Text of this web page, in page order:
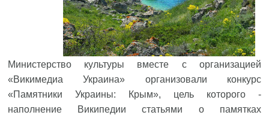
Министерство культуры вместе с организацией
«Викимедиа Украина» организовали конкурс
«Памятники Украины: Крым», цель которого -
наполнение Википедии статьями о памятках